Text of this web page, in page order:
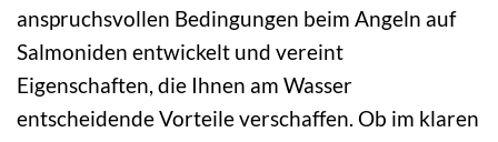
anspruchsvollen Bedingungen beim Angeln auf
Salmoniden entwickelt und vereint
Eigenschaften, die Ihnen am Wasser
entscheidende Vorteile verschaffen. Ob im klaren